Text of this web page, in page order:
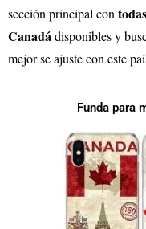
sección principal con
Canadádisponibles y
mejor se ajuste con este
Funda para